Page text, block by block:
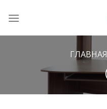
ГЛАВНАЯ